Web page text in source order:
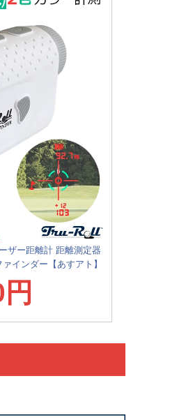
ザー距離計 距離測定器
インダー【あすアト】